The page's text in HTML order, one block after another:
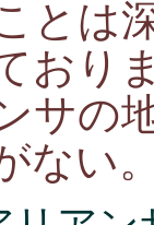
とは
おり
サの
ない